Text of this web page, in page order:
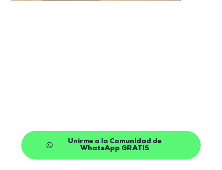
Unirme a la Comunidad de
WhatsApp GRATIS